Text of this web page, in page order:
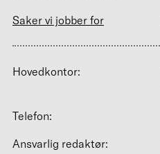
Saker vi jobber for
Hovedkontor:
Telefon:
Ansvarlig redaktør: